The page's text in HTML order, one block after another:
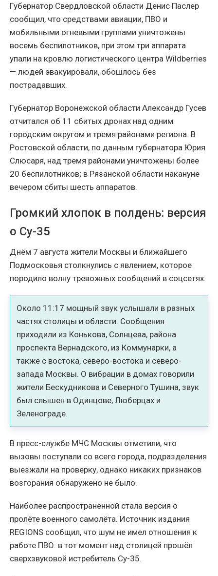
Губернатор Свердловской области Денис Паслер
сообщил, что средствами авиации, ПВО и
мобильными огневыми группами уничтожены
восемь беспилотников, при этом три аппарата
упали на кровлю логистического центра Wildberries
— людей эвакуировали, обошлось без
пострадавших.
Губернатор Воронежской области Александр Гусев
отчитался об 11 сбитых дронах над одним
городским округом и тремя районами региона. В
Ростовской области, по данным губернатора Юрия
Слюсаря, над тремя районами уничтожены более
20 беспилотников; в Рязанской области накануне
вечером сбиты шесть аппаратов.
Громкий хлопок в полдень: версия
о Су-35
Днём 7 августа жители Москвы и ближайшего
Подмосковья столкнулись с явлением, которое
породило волну тревожных сообщений в соцсетях.
Около 11:17 мощный звук услышали в разных
частях столицы и области. Сообщения
приходили из Конькова, Солнцева, района
проспекта Вернадского, из Коммунарки, а
также с востока, северо-востока и северо-
запада Москвы. О вибрации в домах говорили
жители Бескудникова и Северного Тушина, звук
был слышен в Одинцове, Люберцах и
Зеленограде.
В пресс-службе МЧС Москвы отметили, что
вызовы поступали со всего города, подразделения
выезжали на проверку, однако никаких признаков
возгорания обнаружено не было.
Наиболее распространённой стала версия о
пролёте военного самолёта. Источник издания
REGIONS сообщил, что шум не имел отношения к
работе ПВО: в тот момент над столицей прошёл
сверхзвуковой истребитель Су-35.